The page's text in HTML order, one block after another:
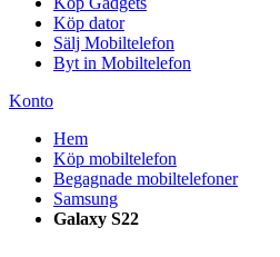
Köp dator
Sälj Mobiltelefon
Byt in Mobiltelefon
Konto
Hem
Köp mobiltelefon
Begagnade mobiltelefoner
Samsung
Galaxy S22